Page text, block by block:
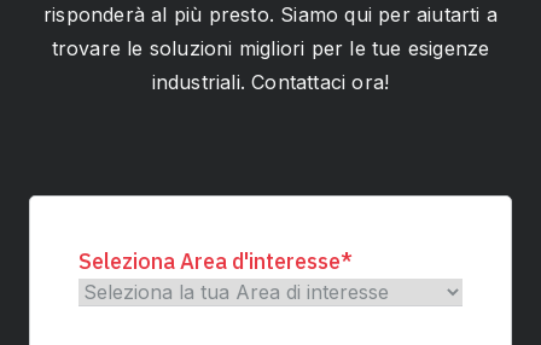
risponderà al più presto. Siamo qui per aiutarti a
trovare le soluzioni migliori per le tue esigenze
industriali. Contattaci ora!
Seleziona Area d'interesse*